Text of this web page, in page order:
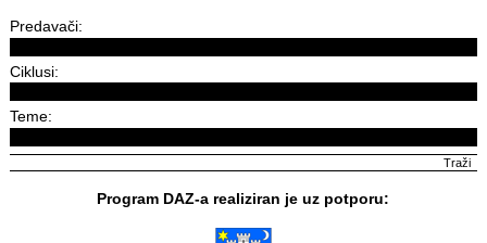
Predavači:
Ciklusi:
Teme:
Program DAZ-a realiziran je uz potporu: